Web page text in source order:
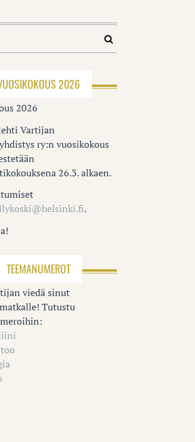
2026
2026
Vartijan
ry:n vuosikokous
26.3. alkaen.
.
TEEMANUMEROT
viedä sinut
Tutustu